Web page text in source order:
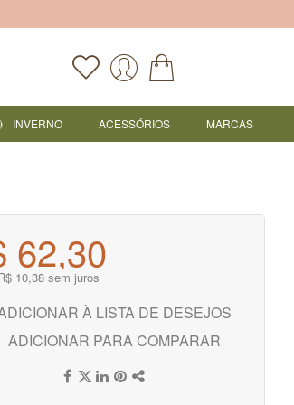
INVERNO ACESSÓRIOS MARCAS
62,30
10,38 sem juros
À LISTA DE DESEJOS
ADICIONAR PARA COMPARAR